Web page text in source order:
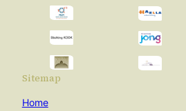
Sitemap
Home